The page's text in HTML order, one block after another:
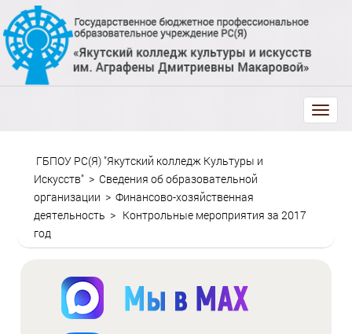
trk
ГБПОУ РС(Я) "Якутский колледж Культуры и
Искусств" > Сведения об образовательной
организации > Финансово-хозяйственная
деятельность > Контрольные мероприятия за 2017
год